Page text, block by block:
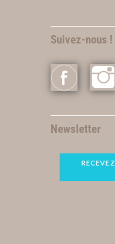
Suivez-nous !
Newsletter